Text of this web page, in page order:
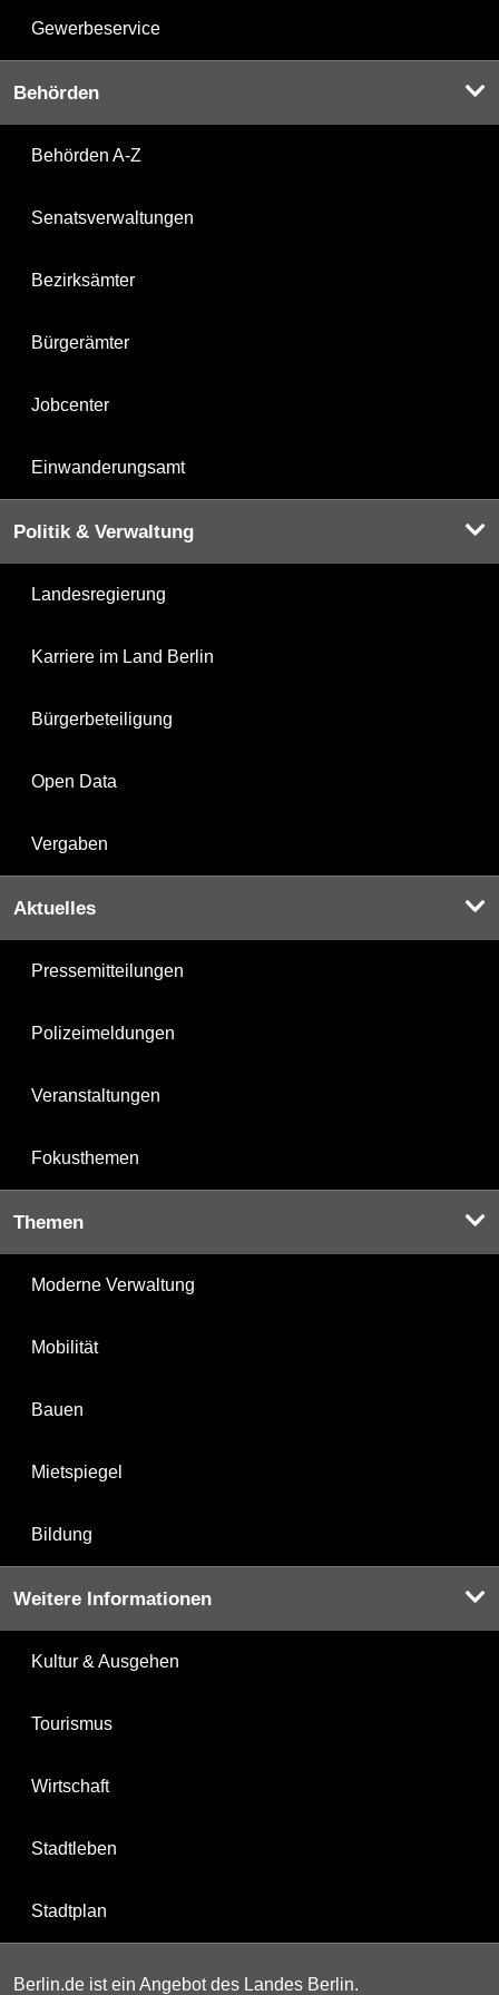
Gewerbeservice
Behörden
Behörden A-Z
Senatsverwaltungen
Bezirksämter
Bürgerämter
Jobcenter
Einwanderungsamt
Politik & Verwaltung
Landesregierung
Karriere im Land Berlin
Bürgerbeteiligung
Open Data
Vergaben
Aktuelles
Pressemitteilungen
Polizeimeldungen
Veranstaltungen
Fokusthemen
Themen
Moderne Verwaltung
Mobilität
Bauen
Mietspiegel
Bildung
Weitere Informationen
Kultur & Ausgehen
Tourismus
Wirtschaft
Stadtleben
Stadtplan
Berlin.de ist ein Angebot des Landes Berlin.